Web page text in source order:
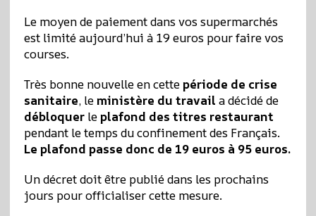
Le moyen de paiement dans vos supermarchés
est limité aujourd’hui à 19 euros pour faire vos
courses.
Très bonne nouvelle en cettepériode de crise
sanitaire, leministère du travail a décidé de
débloquerleplafond des titres restaurant
pendant le temps du confinement des Français.
Le plafond passe donc de 19 euros à 95 euros.
Un décret doit être publié dans les prochains
jours pour officialiser cette mesure.